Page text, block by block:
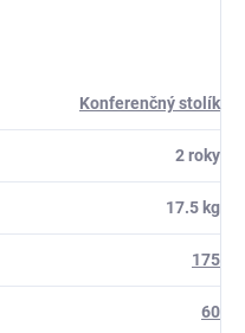
Konferenčný stolík
2 roky
17.5 kg
175
60